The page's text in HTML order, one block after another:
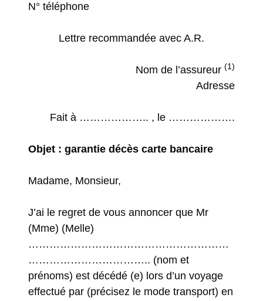
N° téléphone
Lettre recommandée avec A.R.
Nom de l’assureur (1)
Adresse
Fait à ……………….. , le ……………….
Objet : garantie décès carte bancaire
Madame, Monsieur,
J’ai le regret de vous annoncer que Mr
(Mme) (Melle)
…………………………………………………
…………………………….. (nom et
prénoms) est décédé (e) lors d’un voyage
effectué par (précisez le mode transport) en